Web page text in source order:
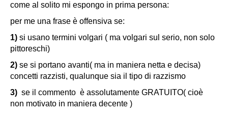
come al solito mi espongo in prima persona:
per me una frase è offensiva se:
1) si usano termini volgari ( ma volgari sul serio, non solo
pittoreschi)
2) se si portano avanti( ma in maniera netta e decisa)
concetti razzisti, qualunque sia il tipo di razzismo
3) se il commento è assolutamente GRATUITO( cioè
non motivato in maniera decente )